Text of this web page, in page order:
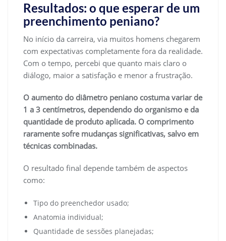
Resultados: o que esperar de um
preenchimento peniano?
No início da carreira, via muitos homens chegarem
com expectativas completamente fora da realidade.
Com o tempo, percebi que quanto mais claro o
diálogo, maior a satisfação e menor a frustração.
O aumento do diâmetro peniano costuma variar de
1 a 3 centímetros, dependendo do organismo e da
quantidade de produto aplicada. O comprimento
raramente sofre mudanças significativas, salvo em
técnicas combinadas.
O resultado final depende também de aspectos
como:
Tipo do preenchedor usado;
Anatomia individual;
Quantidade de sessões planejadas;